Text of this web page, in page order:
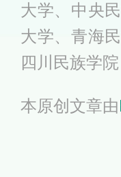
大学、中央
大学、青海
四川民族学
本原创文章由